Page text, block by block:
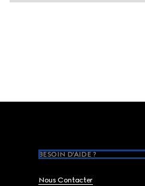
BESOIN D'AIDE ?
Nous Contacter